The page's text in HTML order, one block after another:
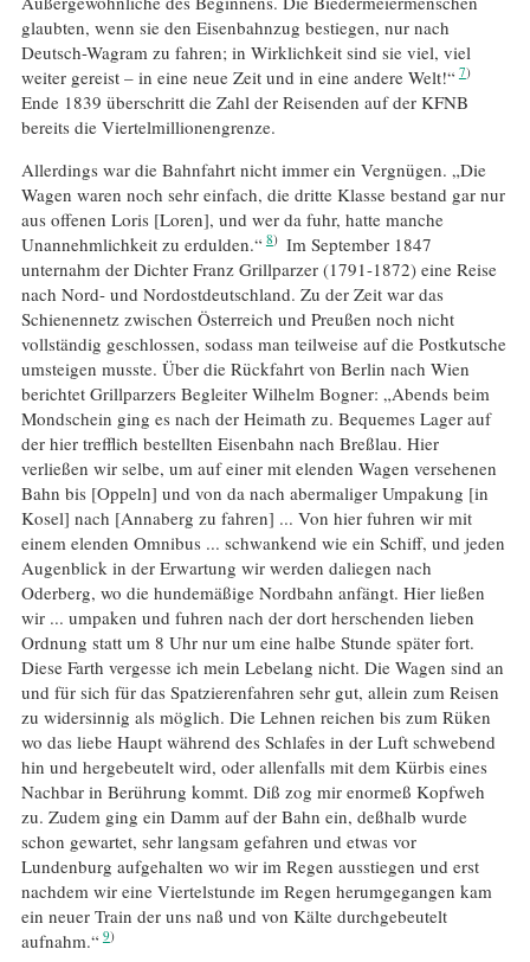
glaubten, wenn sie den Eisenbahnzug bestiegen, nur nach
Deutsch-Wagram zu fahren; in Wirklichkeit sind sie viel, viel
weiter gereist – in eine neue Zeit und in eine andere Welt!“ 7
Ende 1839 überschritt die Zahl der Reisenden auf der KFNB
bereits die Viertelmillionengrenze.
Allerdings war die Bahnfahrt nicht immer ein Vergnügen. „Die
Wagen waren noch sehr einfach, die dritte Klasse bestand gar nur
aus offenen Loris [Loren], und wer da fuhr, hatte manche
Unannehmlichkeit zu erdulden.“ 8
Im September 1847
unternahm der Dichter Franz Grillparzer (1791-1872) eine Reise
nach Nord- und Nordostdeutschland. Zu der Zeit war das
Schienennetz zwischen Österreich und Preußen noch nicht
vollständig geschlossen, sodass man teilweise auf die Postkutsche
umsteigen musste. Über die Rückfahrt von Berlin nach Wien
berichtet Grillparzers Begleiter Wilhelm Bogner: „Abends beim
Mondschein ging es nach der Heimath zu. Bequemes Lager auf
der hier trefflich bestellten Eisenbahn nach Breßlau. Hier
verließen wir selbe, um auf einer mit elenden Wagen versehenen
Bahn bis [Oppeln] und von da nach abermaliger Umpakung [in
Kosel] nach [Annaberg zu fahren] ... Von hier fuhren wir mit
einem elenden Omnibus ... schwankend wie ein Schiff, und jeden
Augenblick in der Erwartung wir werden daliegen nach
Oderberg, wo die hundemäßige Nordbahn anfängt. Hier ließen
wir ... umpaken und fuhren nach der dort herschenden lieben
Ordnung statt um 8 Uhr nur um eine halbe Stunde später fort.
Diese Farth vergesse ich mein Lebelang nicht. Die Wagen sind an
und für sich für das Spatzierenfahren sehr gut, allein zum Reisen
zu widersinnig als möglich. Die Lehnen reichen bis zum Rüken
wo das liebe Haupt während des Schlafes in der Luft schwebend
hin und hergebeutelt wird, oder allenfalls mit dem Kürbis eines
Nachbar in Berührung kommt. Diß zog mir enormeß Kopfweh
zu. Zudem ging ein Damm auf der Bahn ein, deßhalb wurde
schon gewartet, sehr langsam gefahren und etwas vor
Lundenburg aufgehalten wo wir im Regen ausstiegen und erst
nachdem wir eine Viertelstunde im Regen herumgegangen kam
ein neuer Train der uns naß und von Kälte durchgebeutelt
aufnahm.“ 9